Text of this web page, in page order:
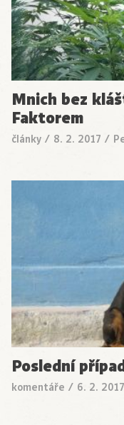
Mnich bez
Faktorem
články / 8. 2. 2017 /
Poslední
komentáře / 6. 2. 2017